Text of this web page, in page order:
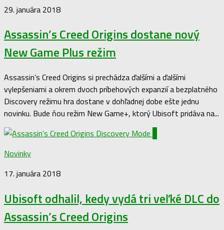
29. januára 2018
Assassin’s Creed Origins dostane nový
New Game Plus režim
Assassin’s Creed Origins si prechádza ďalšími a ďalšími
vylepšeniami a okrem dvoch príbehových expanzií a bezplatného
Discovery režimu hra dostane v dohľadnej dobe ešte jednu
novinku. Bude ňou režim New Game+, ktorý Ubisoft pridáva na...
Novinky
17. januára 2018
Ubisoft odhalil, kedy vydá tri veľké DLC do
Assassin’s Creed Origins